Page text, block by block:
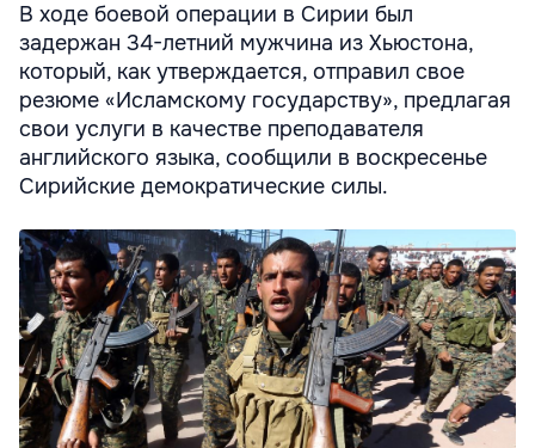
В ходе боевой операции в Сирии был
задержан 34-летний мужчина из Хьюстона,
который, как утверждается, отправил свое
резюме «Исламскому государству», предлагая
свои услуги в качестве преподавателя
английского языка, сообщили в воскресенье
Сирийские демократические силы.